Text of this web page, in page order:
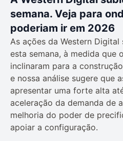
semana. Veja para
poderiam ir em 2026
As ações da Western Digital
esta semana, à medida que
inclinaram para a
e nossa análise sugere que
apresentar uma forte alta
aceleração da demanda de
melhoria do poder de
apoiar a configuração.